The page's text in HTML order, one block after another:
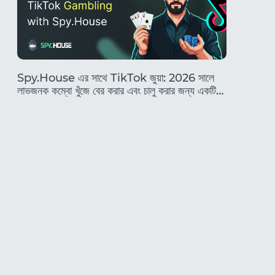
Spy.House এর সাথে TikTok জুয়া: 2026 সালে
লাভজনক কম্বো খুঁজে বের করার এবং চালু করার জন্য একটি